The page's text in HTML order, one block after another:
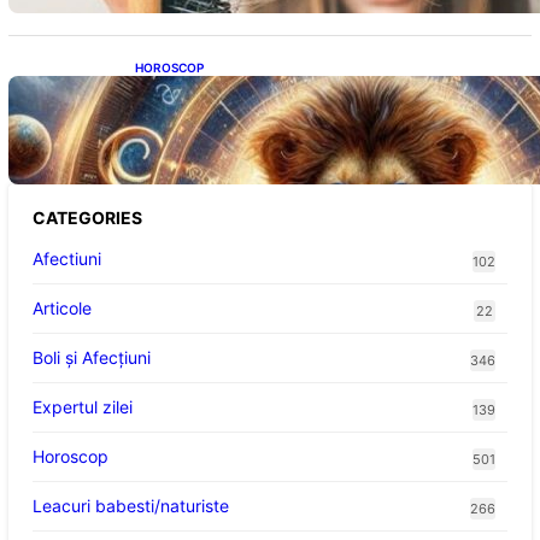
HOROSCOP
Portalul Leului 8/8: Oportunități de
Abundență pentru Cinci Zodii în 2026
CATEGORIES
Afectiuni
102
Articole 22
Boli și Afecțiuni 346
Expertul zilei 139
Horoscop 501
Leacuri babesti/naturiste 266